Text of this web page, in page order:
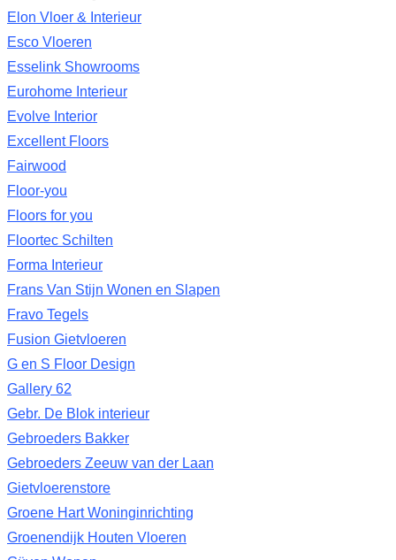
Elon Vloer & Interieur
Esco Vloeren
Esselink Showrooms
Eurohome Interieur
Evolve Interior
Excellent Floors
Fairwood
Floor-you
Floors for you
Floortec Schilten
Forma Interieur
Frans Van Stijn Wonen en Slapen
Fravo Tegels
Fusion Gietvloeren
G en S Floor Design
Gallery 62
Gebr. De Blok interieur
Gebroeders Bakker
Gebroeders Zeeuw van der Laan
Gietvloerenstore
Groene Hart Woninginrichting
Groenendijk Houten Vloeren